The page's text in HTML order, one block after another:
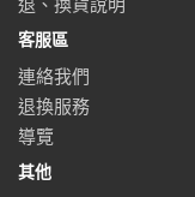
退、換貨說明
客服區
連絡我們
退換服務
導覽
其他